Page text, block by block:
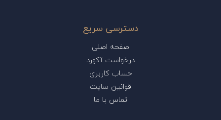
دسترسی سریع
صفحه اصلی
درخواست آکورد
حساب کاربری
قوانین سایت
تماس با ما